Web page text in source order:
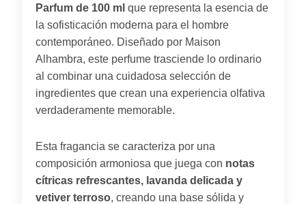
Parfum de 100 ml que representa la esencia de
la sofisticación moderna para el hombre
contemporáneo. Diseñado por Maison
Alhambra, este perfume trasciende lo ordinario
al combinar una cuidadosa selección de
ingredientes que crean una experiencia olfativa
verdaderamente memorable.
Esta fragancia se caracteriza por una
composición armoniosa que juega con notas
cítricas refrescantes, lavanda delicada y
vetiver terroso, creando una base sólida y